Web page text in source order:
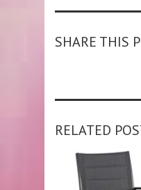
SHARE THIS
RELATED